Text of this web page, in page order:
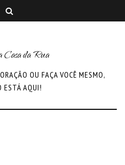
da Rua
OU FAÇA VOCÊ MESMO,
ESTÁ AQUI!